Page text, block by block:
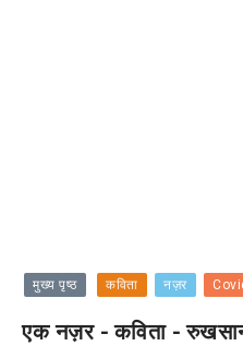
मुख्य पृष्ठ कविता नज़र
एक नज़र - कविता -